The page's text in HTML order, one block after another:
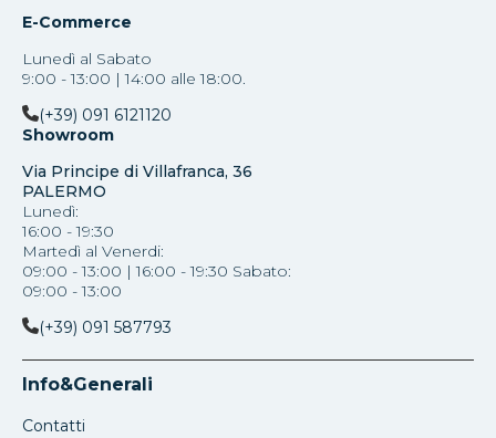
E-Commerce
Lunedì al Sabato
9:00 - 13:00 | 14:00 alle 18:00.
(+39) 091 6121120
Showroom
Via Principe di Villafranca, 36
PALERMO
Lunedì:
16:00 - 19:30
Martedì al Venerdi:
09:00 - 13:00 | 16:00 - 19:30 Sabato:
09:00 - 13:00
(+39) 091 587793
Info&Generali
Contatti